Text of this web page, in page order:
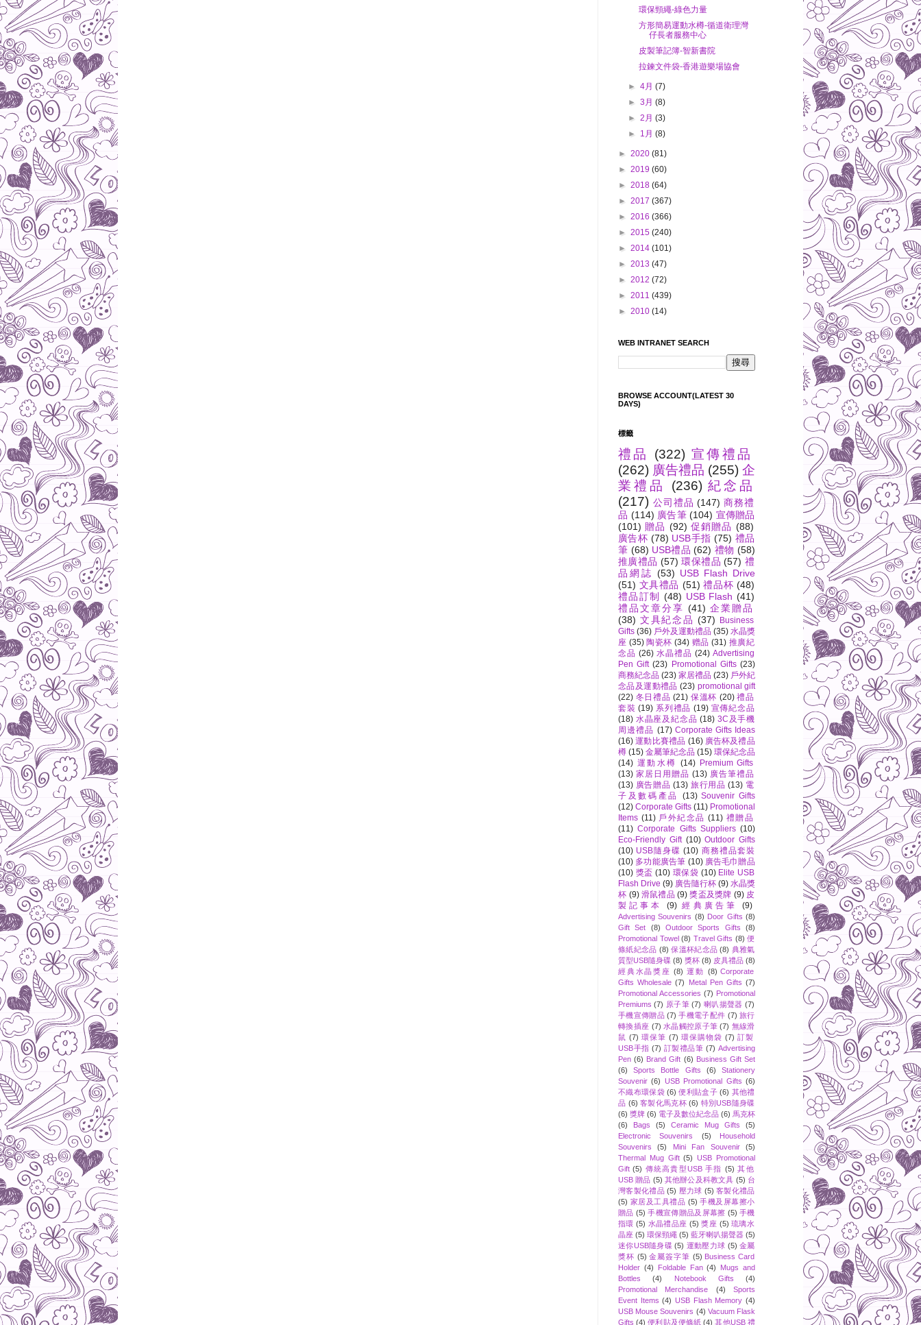
環保頸繩-綠色力量
方形簡易運動水樽-循道衛理灣
仔長者服務中心
皮製筆記簿-智新書院
拉鍊文件袋-香港遊樂場協會
►4月(7)
►3月(8)
►2月(3)
► 1月(8)
► 2020 (81)
► 2019 (60)
► 2018 (64)
► 2017 (367)
► 2016 (366)
► 2015 (240)
► 2014 (101)
► 2013 (47)
► 2012 (72)
► 2011 (439)
► 2010 (14)
WEB INTRANET SEARCH
BROWSE ACCOUNT(LATEST 30
DAYS)
標籤
禮品 (322) 宣傳禮品
(262) 廣告禮品 (255) 企
業禮品
(236) 紀念品
(217) 公司禮品 (147) 商務禮
品 (114) 廣告筆 (104) 宣傳贈品
(101) 贈品 (92) 促銷贈品 (88)
廣告杯 (78) USB手指 (75) 禮品
筆 (68) USB禮品 (62) 禮物 (58)
推廣禮品 (57) 環保禮品 (57) 禮
品網誌 (53) USB Flash Drive
(51) 文具禮品 (51) 禮品杯 (48)
禮品訂制
(48) USB Flash (41)
禮品文章分享 (41) 企業贈品
(38) 文具紀念品 (37)
Business
Gifts (36) 戶外及運動禮品 (35) 水晶獎
座 (35) 陶瓷杯 (34) 赠品 (31) 推廣紀
念品 (26) 水晶禮品 (24) Advertising
Pen Gift (23) Promotional Gifts (23)
商務紀念品 (23) 家居禮品 (23) 戶外紀
念品及運動禮品 (23) promotional gift
(22) 冬日禮品 (21) 保溫杯 (20) 禮品
套裝 (19) 系列禮品 (19) 宣傳紀念品
(18) 水晶座及紀念品 (18) 3C及手機
周邊禮品 (17) Corporate Gifts Ideas
(16) 運動比賽禮品 (16) 廣告杯及禮品
樽 (15) 金屬筆紀念品 (15) 環保紀念品
(14) 運動水樽 (14) Premium Gifts
(13) 家居日用贈品 (13) 廣告筆禮品
(13) 廣告贈品 (13) 旅行用品 (13) 電
子及數碼產品
(13) Souvenir Gifts
(12) Corporate Gifts (11) Promotional
Items (11) 戶外紀念品 (11) 禮贈品
(11) Corporate Gifts Suppliers (10)
Eco-Friendly Gift (10) Outdoor Gifts
(10) USB隨身碟 (10) 商務禮品套裝
(10) 多功能廣告筆 (10) 廣告毛巾贈品
(10) 獎盃 (10) 環保袋 (10) Elite USB
Flash Drive (9) 廣告隨行杯 (9) 水晶獎
杯 (9) 滑鼠禮品 (9) 獎盃及獎牌 (9) 皮
製記事本
(9) 經典廣告筆 (9)
Advertising Souvenirs (8) Door Gifts (8)
Gift Set
(8) Outdoor Sports Gifts
(8)
Promotional Towel (8) Travel Gifts (8) 便
條紙紀念品 (8) 保溫杯紀念品 (8) 典雅氣
質型USB隨身碟 (8) 獎杯 (8) 皮具禮品 (8)
經典水晶獎座 (8) 運動 (8) Corporate
Gifts Wholesale (7) Metal Pen Gifts (7)
Promotional Accessories (7) Promotional
Premiums (7) 原子筆 (7) 喇叭揚聲器 (7)
手機宣傳贈品 (7) 手機電子配件 (7) 旅行
轉換插座 (7) 水晶觸控原子筆 (7) 無線滑
鼠 (7) 環保筆 (7) 環保購物袋 (7) 訂製
USB手指 (7) 訂製禮品筆 (7) Advertising
Pen (6) Brand Gift (6) Business Gift Set
(6)
Sports Bottle Gifts (6)
Stationery
Souvenir (6) USB Promotional Gifts (6)
不織布環保袋 (6) 便利貼盒子 (6) 其他禮
品 (6) 客製化馬克杯 (6) 特別USB隨身碟
(6) 獎牌 (6) 電子及數位紀念品 (6) 馬克杯
(6)
Bags (5) Ceramic Mug Gifts
(5)
Electronic Souvenirs
(5)
Household
Souvenirs
(5) Mini Fan Souvenir
(5)
Thermal Mug Gift (5)
USB Promotional
Gift (5) 傳統高貴型USB 手指 (5) 其他
USB 贈品 (5) 其他辦公及科教文具 (5) 台
灣客製化禮品 (5) 壓力球 (5) 客製化禮品
(5) 家居及工具禮品 (5) 手機及屏幕擦小
贈品 (5) 手機宣傳贈品及屏幕擦 (5) 手機
指環 (5) 水晶禮品座 (5) 獎座 (5) 琉璃水
晶座 (5) 環保頸繩 (5) 藍牙喇叭揚聲器 (5)
迷你USB隨身碟 (5) 運動壓力球 (5) 金屬
獎杯 (5) 金屬簽字筆 (5) Business Card
Holder (4) Foldable Fan (4)
Mugs and
Bottles
(4) Notebook Gifts
(4)
Promotional Merchandise
(4)
Sports
Event Items (4) USB Flash Memory (4)
USB Mouse Souvenirs (4) Vacuum Flask
Gifts (4) 便利貼及便條紙 (4) 其他USB 禮